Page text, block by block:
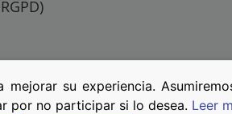
su experiencia.
por no participar si lo desea. Leer